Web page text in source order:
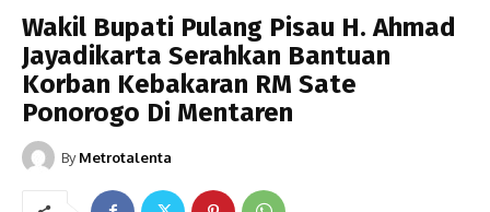
Wakil Bupati Pulang Pisau H. Ahmad
Jayadikarta Serahkan Bantuan
Korban Kebakaran RM Sate
Ponorogo Di Mentaren
By Metrotalenta